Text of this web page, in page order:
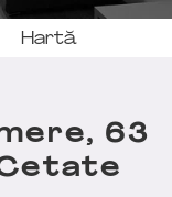
Hartă
63